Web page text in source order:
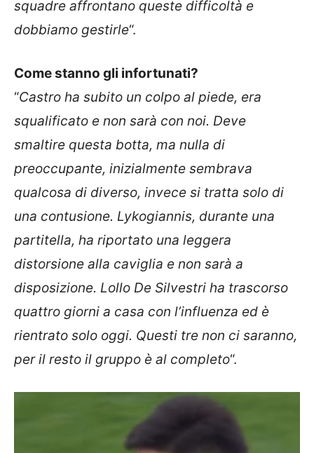
squadre affrontano queste difficoltà e
dobbiamo gestirle“.
Come stanno gli infortunati?
“Castro ha subito un colpo al piede, era
squalificato e non sarà con noi. Deve
smaltire questa botta, ma nulla di
preoccupante, inizialmente sembrava
qualcosa di diverso, invece si tratta solo di
una contusione. Lykogiannis, durante una
partitella, ha riportato una leggera
distorsione alla caviglia e non sarà a
disposizione. Lollo De Silvestri ha trascorso
quattro giorni a casa con l’influenza ed è
rientrato solo oggi. Questi tre non ci saranno,
per il resto il gruppo è al completo“.